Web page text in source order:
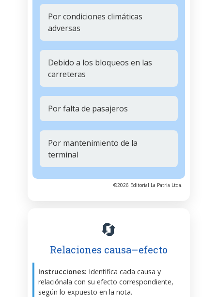
Por condiciones climáticas
adversas
Debido a los bloqueos en las
carreteras
Por falta de pasajeros
Por mantenimiento de la
terminal
©2026 Editorial La Patria Ltda.
🔄
Relaciones causa–efecto
Instrucciones: Identifica cada causa y
relaciónala con su efecto correspondiente,
según lo expuesto en la nota.